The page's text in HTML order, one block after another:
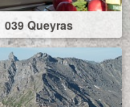
039 Queyras